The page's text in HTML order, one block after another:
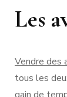
Les
Vendre des
tous les
gain de